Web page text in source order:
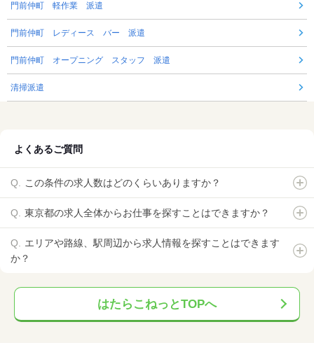
門前仲町 軽作業 派遣
門前仲町 レディース バー 派遣
門前仲町 オープニング スタッフ 派遣
清掃派遣
よくあるご質問
この条件の求人数はどのくらいありますか？
東京都の求人全体からお仕事を探すことはできますか？
エリアや路線、駅周辺から求人情報を探すことはできます
か？
はたらこねっとTOPへ